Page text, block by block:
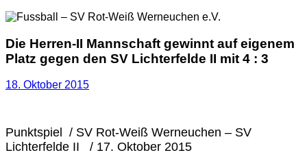
Die Herren-II Mannschaft gewinnt auf eigenem
Platz gegen den SV Lichterfelde II mit 4 : 3
18. Oktober 2015
Punktspiel / SV Rot-Weiß Werneuchen – SV
Lichterfelde II / 17. Oktober 2015